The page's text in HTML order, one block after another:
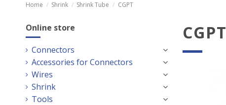
Home Shrink Shrink Tube CGPT
CGPT
Online store
Connectors
Accessories for Connectors
Wires
Shrink
Tools